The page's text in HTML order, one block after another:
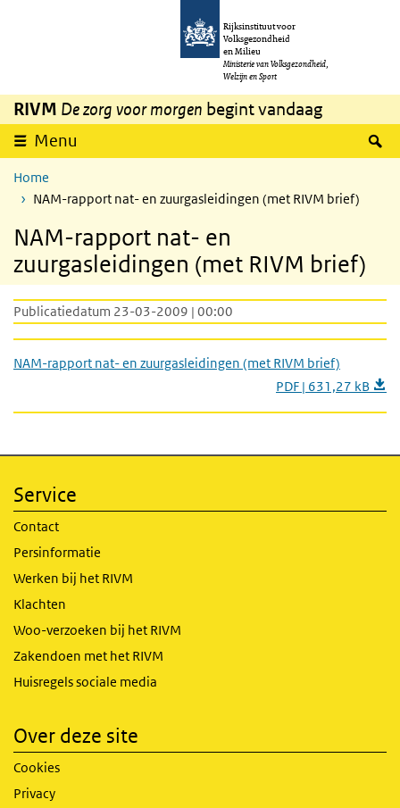
Overslaan en naar de inhoud gaan
Rijksinstituut voor
Volksgezondheid
en Milieu
Ministerie van Volksgezondheid,
Welzijn en Sport
RIVM De zorg voor morgen begint vandaag
Menu
Home
NAM-rapport nat- en zuurgasleidingen (met RIVM brief)
NAM-rapport nat- en
zuurgasleidingen (met RIVM brief)
Publicatiedatum 23-03-2009 | 00:00
NAM-rapport nat- en zuurgasleidingen (met RIVM brief)
PDF | 631,27 kB
Service
Contact
Persinformatie
Werken bij het RIVM
Klachten
Woo-verzoeken bij het RIVM
Zakendoen met het RIVM
Huisregels sociale media
Over deze site
Cookies
Privacy